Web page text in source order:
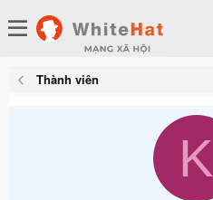
Thành viên
K